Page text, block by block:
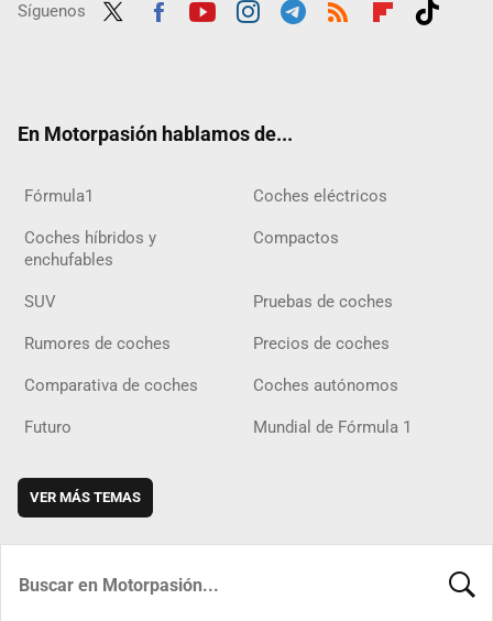
Síguenos
En Motorpasión hablamos de...
Fórmula1 Coches eléctricos
Coches híbridos y
enchufables
Compactos
SUV Pruebas de coches
Rumores de coches Precios de coches
Comparativa de coches Coches autónomos
Futuro Mundial de Fórmula 1
VER MÁS TEMAS